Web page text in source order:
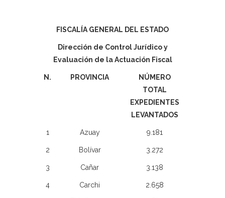
FISCALÍA GENERAL DEL ESTADO
Dirección de Control Jurídico y
Evaluación de la Actuación Fiscal
N. PROVINCIA
NÚMERO
TOTAL
EXPEDIENTES
LEVANTADOS
1 Azuay 9.181
2 Bolívar 3.272
3 Cañar 3.138
4 Carchi 2.658